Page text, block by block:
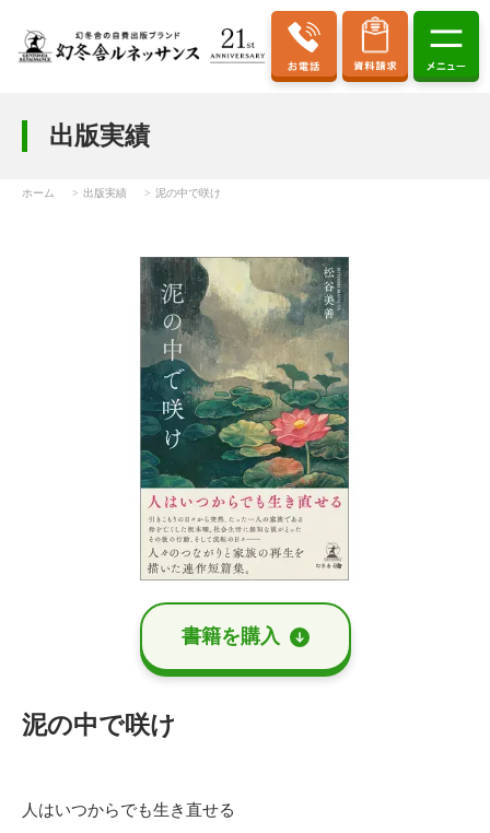
出版実績
ホーム 出版実績 泥の中で咲け
書籍を購⼊
泥の中で咲け
人はいつからでも生き直せる